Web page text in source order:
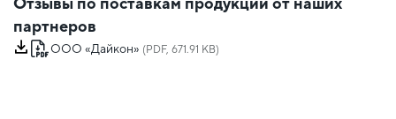
партнеров
ООО «Дайкон» (PDF, 671.91 KB)